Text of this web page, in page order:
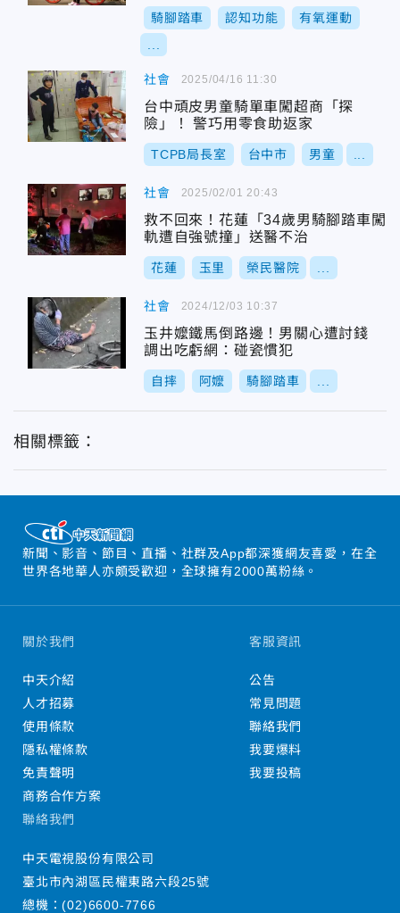
騎腳踏車 認知功能 有氧運動
社會
台中頑皮男童騎單車闖超商「探
險」！ 警巧用零食助返家
TCPB局長室 台中市 男童
2025/04/16 11:30
社會
救不回來！花蓮「34歲男騎腳踏車闖
軌遭自強號撞」送醫不治
花蓮 玉里 榮民醫院
2025/02/01 20:43
社會
玉井嬤鐵馬倒路邊！男關心遭討錢
調出吃虧網：碰瓷慣犯
自摔 阿嬤 騎腳踏車
2024/12/03 10:37
相關標籤：
新聞、影音、節目、直播、社群及App都深獲網友喜愛，在全
世界各地華人亦頗受歡迎，全球擁有2000萬粉絲。
關於我們
中天介紹
人才招募
使用條款
隱私權條款
免責聲明
商務合作方案
客服資訊
公告
常見問題
聯絡我們
我要爆料
我要投稿
聯絡我們
中天電視股份有限公司
臺北市內湖區民權東路六段25號
總機：(02)6600-7766